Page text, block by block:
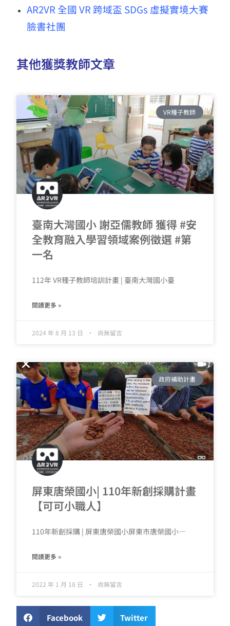
AR2VR 全國 VR 跨域盃 SDGs 虛擬實境大賽
臉書社團
其他獲獎教師文章
VR種子教師
臺南大灣國小 謝亞儒教師 獲得 #安
全教育融入學習領域案例徵選 #第
一名
112年 VR種子教師培訓計畫 | 臺南大灣國小臺
閱讀更多 »
2024 年 8 月 13 日 尚無留言
政府補助計畫
屏東唐榮國小| 110年新創採購計畫
【可可小職人】
110年新創採購 | 屏東唐榮國小屏東市唐榮國小—
閱讀更多 »
2022 年 1 月 18 日 尚無留言
Facebook Twitter